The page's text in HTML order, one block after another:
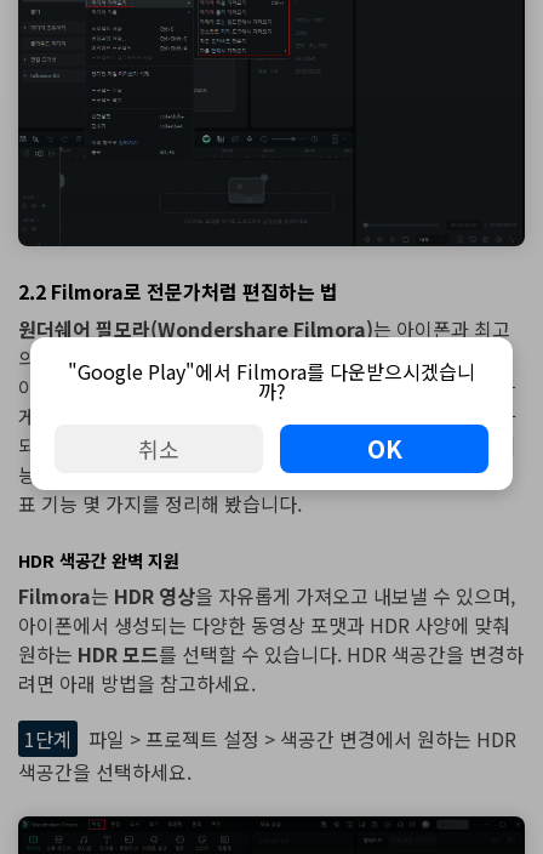
2.2 Filmora로 전문가처럼 편집하는 법
원더쉐어 필모라(Wondershare Filmora)는 아이폰과 최고
의 호환성을 자랑하는 영상 편집 프로그램 입니다. 구형 아이폰
이든 최신아이폰17이든, 누구나 고화질 아이폰 영상을 완벽하
게 편집할 수 있습니다. 스토리가 살아있는 영상 제작에 최적화
되어 있으며, 영상 전문가들이 선호하는 편집 도구와 다양한 기
능을 모두 갖추고 있습니다.
Filmora에서 유용하게 활용할 대
표 기능 몇 가지를 정리해 봤습니다.
HDR 색공간 완벽 지원
Filmora는 HDR 영상을 자유롭게 가져오고 내보낼 수 있으며,
아이폰에서 생성되는 다양한 동영상 포맷과 HDR 사양에 맞춰
원하는 HDR 모드를 선택할 수 있습니다. HDR 색공간을 변경하
려면 아래 방법을 참고하세요.
1단계
파일 > 프로젝트 설정 > 색공간 변경에서 원하는 HDR
색공간을 선택하세요.
"Google Play"에서 Filmora를 다운받으시겠습니
까?
취소 OK